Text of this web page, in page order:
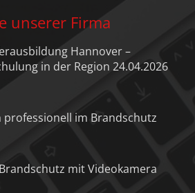
unserer Firma
Hannover –
in der Region 24.04.2026
professionell im Brandschutz
mit Videokamera